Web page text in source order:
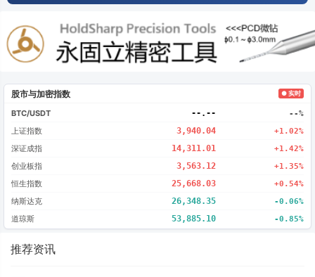
股市与加密指数 ● 实时
BTC/USDT --.-- --%
上证指数 3,940.04 +1.02%
深证成指 14,311.01 +1.42%
创业板指 3,563.12 +1.35%
恒生指数 25,668.03 +0.54%
纳斯达克 26,348.35 -0.06%
道琼斯 53,885.10 -0.85%
推荐资讯